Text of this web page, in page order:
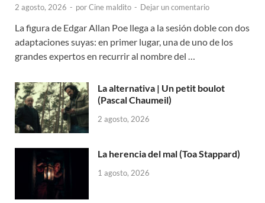
2 agosto, 2026 - porCine maldito - Dejar un comentario
La figura de Edgar Allan Poe llega a la sesión doble con dos
adaptaciones suyas: en primer lugar, una de uno de los
grandes expertos en recurrir al nombre del …
La alternativa | Un petit boulot
(Pascal Chaumeil)
2 agosto, 2026
La herencia del mal (Toa Stappard)
1 agosto, 2026